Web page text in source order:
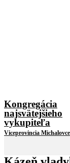
Kongregácia
najsvätejšieho
vykupiteľa
Viceprovincia Michalovce